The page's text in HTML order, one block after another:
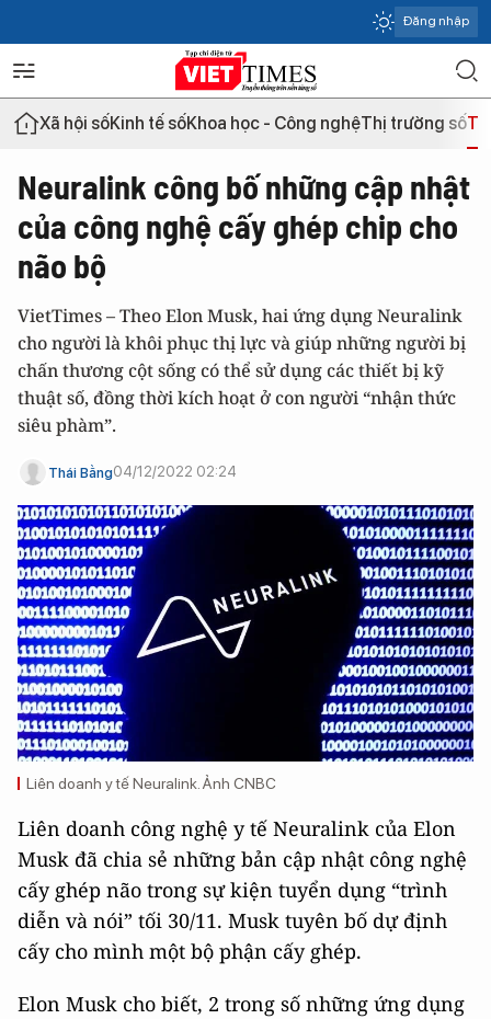
Đăng nhập
Xã hội sốKinh tế sốKhoa học - Công nghệThị trường số
Neuralink công bố những cập nhật
của công nghệ cấy ghép chip cho
não bộ
VietTimes – Theo Elon Musk, hai ứng dụng Neuralink
cho người là khôi phục thị lực và giúp những người bị
chấn thương cột sống có thể sử dụng các thiết bị kỹ
thuật số, đồng thời kích hoạt ở con người “nhận thức
siêu phàm”.
Thái Bằng04/12/2022 02:24
Liên doanh y tế Neuralink. Ảnh CNBC
Liên doanh công nghệ y tế Neuralink của Elon
Musk đã chia sẻ những bản cập nhật công nghệ
cấy ghép não trong sự kiện tuyển dụng “trình
diễn và nói” tối 30/11. Musk tuyên bố dự định
cấy cho mình một bộ phận cấy ghép.
Elon Musk cho biết, 2 trong số những ứng dụng